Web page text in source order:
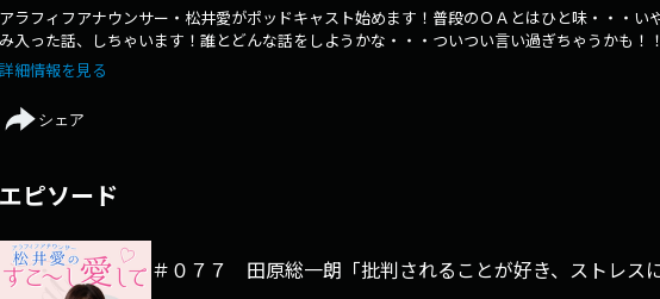
ラフィフアナウンサー・松井愛がポッドキャスト始めます！普段のＯＡとはひと味・・・い
入った話、しちゃいます！誰とどんな話をしようかな・・・ついつい言い過ぎちゃうかも！
いてね♪
細情報を見る
シェア
ピソード
＃０７７ 田原総一朗「批判されることが好き、ストレス